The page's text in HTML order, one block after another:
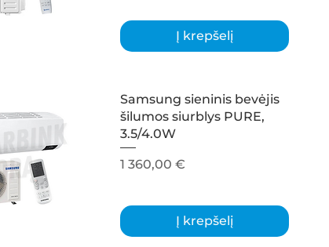
Į krepšelį
Samsung sieninis bevėjis
šilumos siurblys PURE,
3.5/4.0W
Kaina
1 360,00 €
Į krepšelį